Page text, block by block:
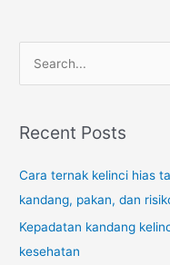
r
h
f
o
r
Recent Posts
Cara ternak kelinci hias
kandang, pakan, dan
Kepadatan kandang
kesehatan